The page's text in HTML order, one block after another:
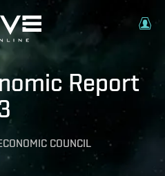
Report
COUNCIL